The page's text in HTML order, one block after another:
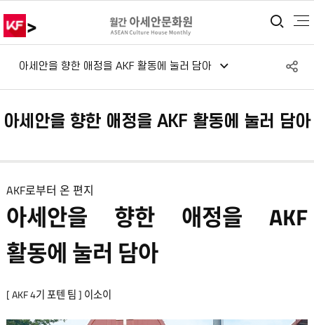
> 통
아세안을 향한 애정을 AKF 활동에 눌러 담아
아세안을 향한 애정을 AKF 활동에 눌러 담아
AKF로부터 온 편지
아세안을 향한 애정을 AKF
활동에 눌러 담아
[ AKF 4기 포텐 팀 ] 이소이